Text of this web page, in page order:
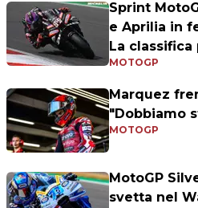
Sprint
e Aprilia in
La
MOTOGP
Marquez
"Dobbiamo
MOTOGP
MotoGP
svetta nel